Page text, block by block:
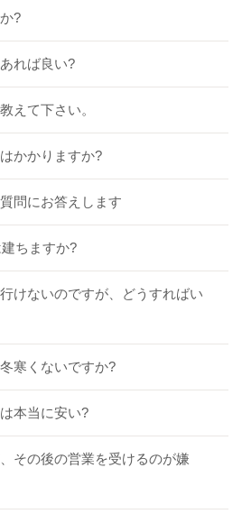
?
れば良い?
えて下さい。
かかりますか?
問にお答えします
ちますか?
けないのですが、どうすればい
寒くないですか?
本当に安い?
その後の営業を受けるのが嫌